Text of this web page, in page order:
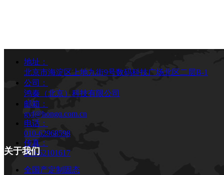
地址：
北京市海淀区上地九街9号数码科技广场北区二层B-1
公司：
鸿秦（北京）科技有限公司
邮箱：
gyf@hongq.com.cn
电话：
010-62968598
传真：
010-62101617
关于我们
全国产定制固态